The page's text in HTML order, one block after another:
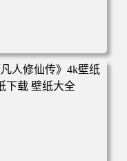
壁纸 3840x2160 电